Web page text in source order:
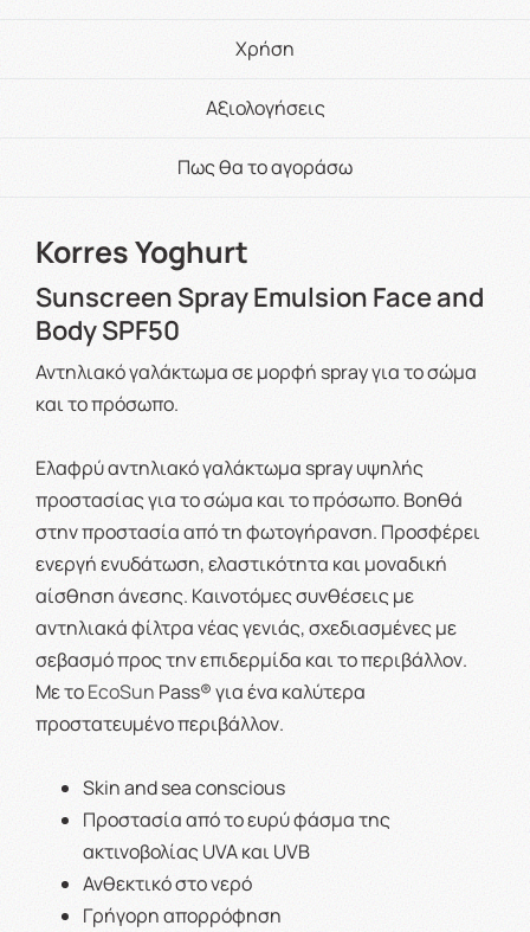
Χρήση
Αξιολογήσεις
Πως θα το αγοράσω
Korres Yoghurt
Sunscreen Spray Emulsion Face and
Body SPF50
Αντηλιακό γαλάκτωμα σε μορφή spray για το σώμα
και το πρόσωπο.
Ελαφρύ αντηλιακό γαλάκτωμα spray υψηλής
προστασίας για το σώμα και το πρόσωπο. Βοηθά
στην προστασία από τη φωτογήρανση. Προσφέρει
ενεργή ενυδάτωση, ελαστικότητα και μοναδική
αίσθηση άνεσης. Καινοτόμες συνθέσεις με
αντηλιακά φίλτρα νέας γενιάς, σχεδιασμένες με
σεβασμό προς την επιδερμίδα και το περιβάλλον.
Με τοEcoSun Pass® για ένα καλύτερα
προστατευμένο περιβάλλον.
Skin and sea conscious
Προστασία από το ευρύ φάσμα της
ακτινοβολίας UVA και UVB
Ανθεκτικό στο νερό
Γρήγορη απορρόφηση